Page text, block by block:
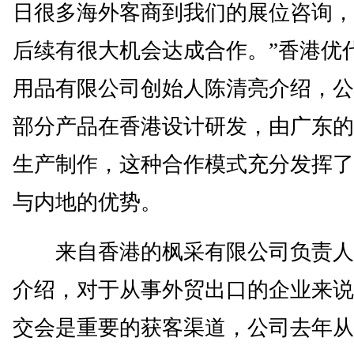
日很多海外客商到我们的展位咨询
后续有很大机会达成合作。”香港优
用品有限公司创始人陈清亮介绍，
部分产品在香港设计研发，由广东
生产制作，这种合作模式充分发挥
与内地的优势。
来自香港的枫采有限公司负责
介绍，对于从事外贸出口的企业来
交会是重要的获客渠道，公司去年